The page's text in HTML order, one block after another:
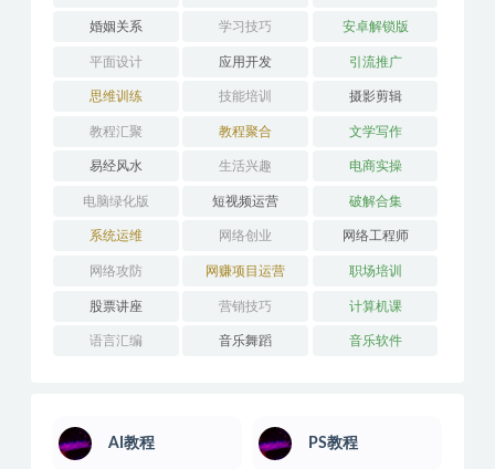
婚姻关系 学习技巧 安卓解锁版
平面设计 应用开发 引流推广
思维训练 技能培训 摄影剪辑
教程汇聚 教程聚合 文学写作
易经风水 生活兴趣 电商实操
电脑绿化版 短视频运营 破解合集
系统运维 网络创业 网络工程师
网络攻防 网赚项目运营 职场培训
股票讲座 营销技巧 计算机课
语言汇编 音乐舞蹈 音乐软件
AI教程 PS教程